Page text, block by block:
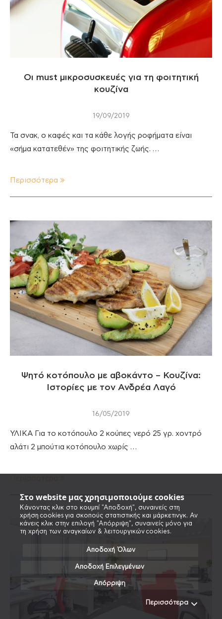
Στο website μας χρησιμοποιούμε cookies
Κάνοντας κλικ στο κουμπί "Αποδοχή", συναινείς στη
χρήση cookies για σκοπούς στατιστικής και μάρκετινγκ. Αν
κάνεις κλικ στην επιλογή "Απόρριψη", συναινείς μόνο για
τη χρήση των αναγκαίων & λειτουργικών cookies.
Αποδοχή Όλων
Αποδοχή Επιλεγμένων
Απόρριψη
Περισσότερα
Οι must μικροσυσκευές για τη φοιτητική
κουζίνα
19/09/2019
Τα σνακ, ο καφές και τα κάθε λογής ροφήματα είναι
«σήμα κατατεθέν» της φοιτητικής ζωής. …
Περισσότερα
Ψητό κοτόπουλο με αβοκάντο – Κουζίνα:
Ιστορίες με τον Ανδρέα Λαγό
16/05/2019
ΥΛΙΚΑ Για το κοτόπουλο 2 κούπες νερό 25 γρ. χοντρό
αλάτι 2 μπούτια κοτόπουλο χωρίς …